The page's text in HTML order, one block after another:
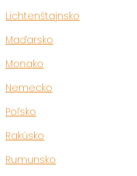
Lichtenštajnsko
Maďarsko
Monako
Nemecko
Poľsko
Rakúsko
Rumunsko